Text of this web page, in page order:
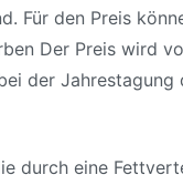
Für den Preis
Der Preis wird
der
durch eine